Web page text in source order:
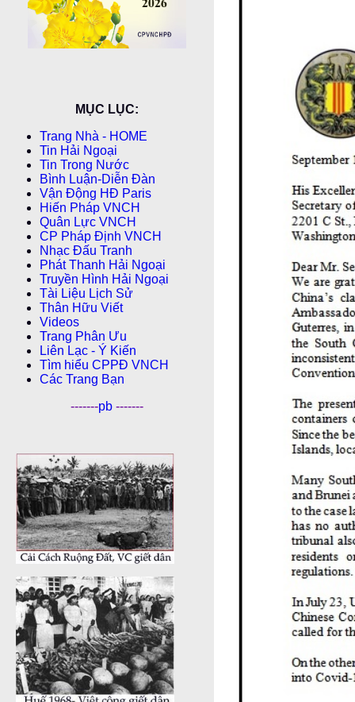
MỤC LỤC:
Trang Nhà - HOME
Tin Hải Ngoại
Tin Trong Nước
Bình Luận-Diễn Ðàn
Vận Động HĐ Paris
Hiến Pháp VNCH
Quân Lực VNCH
CP Pháp Ðịnh VNCH
Nhạc Đấu Tranh
Phát Thanh Hải Ngoại
Truyền Hình Hải Ngoại
Tài Liệu Lịch Sử
Thân Hữu Viết
Videos
Trang Phân Ưu
Liên Lạc - Ý Kiến
Tìm hiểu CPPÐ VNCH
Các Trang Bạn
-------pb -------